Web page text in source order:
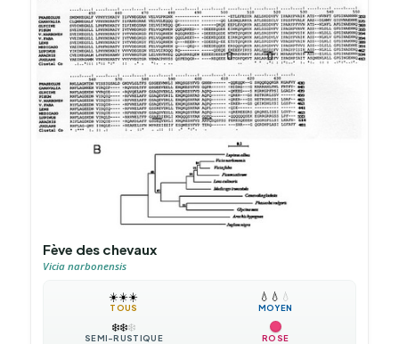
Fève des chevaux
Vicia narbonensis
☀️☀️☀️
TOUS
💧 💧 💧
MOYEN
❄️❄️❄️
SEMI-RUSTIQUE ROSE